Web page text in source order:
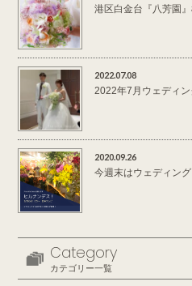
港区白金台『八芳園
2022.07.08
2022年7月ウェディ
2020.09.26
今週末はウェディン
Category
カテゴリー一覧